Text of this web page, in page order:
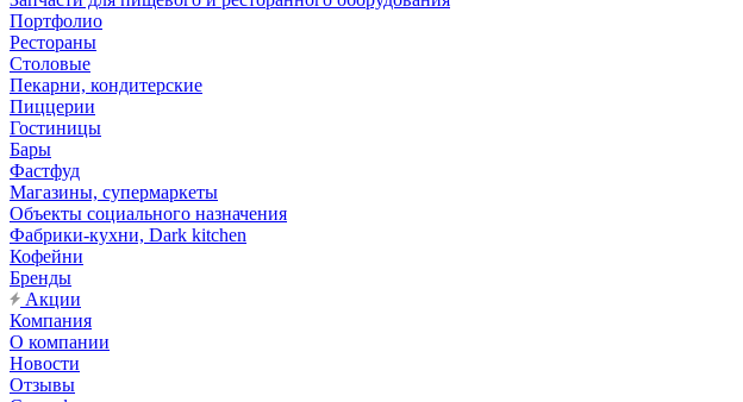
Портфолио
Рестораны
Столовые
Пекарни, кондитерские
Пиццерии
Гостиницы
Бары
Фастфуд
Магазины, супермаркеты
Объекты социального назначения
Фабрики-кухни, Dark kitchen
Кофейни
Бренды
Акции
Компания
О компании
Новости
Отзывы